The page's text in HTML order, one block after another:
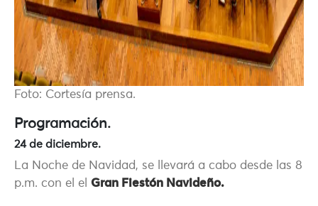
Foto: Cortesía prensa.
Programación.
24 de diciembre.
La Noche de Navidad, se llevará a cabo desde las 8
p.m. con el el Gran Fiestón Navideño.